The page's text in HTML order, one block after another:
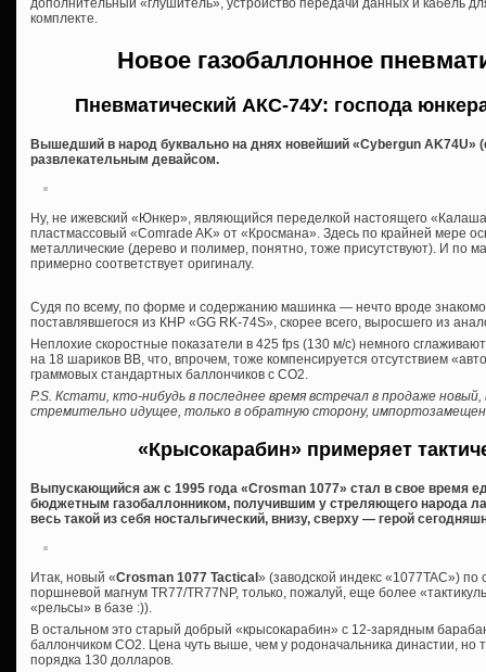
дополнительный «глушитель», устройство передачи данных и кабель
комплекте.
Новое газобаллонное
Пневматический АКС-74У: господа
Вышедший в народ буквально на днях новейший «Cybergun AK74U»
развлекательным девайсом.
Ну, не ижевский «Юнкер», являющийся переделкой настоящего
пластмассовый «Comrade AK» от «Кросмана». Здесь по крайней мере
металлические (дерево и полимер, понятно, тоже присутствуют). И по
примерно соответствует оригиналу.
Судя по всему, по форме и содержанию машинка — нечто вроде
поставлявшегося из КНР «GG RK-74S», скорее всего, выросшего из
Неплохие скоростные показатели в 425 fps (130 м/с) немного
на 18 шариков ВВ, что, впрочем, тоже компенсируется отсутствием
граммовых стандартных баллончиков с СО2.
P.S. Кстати, кто-нибудь в последнее время встречал в продаже
стремительно идущее, только в обратную сторону,
«Крысокарабин» примеряет
Выпускающийся аж с 1995 года «Crosman 1077» стал в свое время
бюджетным газобаллонником, получившим у стреляющего народа
весь такой из себя ностальгический, внизу, сверху — герой
Итак, новый «Crosman 1077 Tactical» (заводской индекс «1077TAC»)
поршневой магнум TR77/TR77NP, только, пожалуй, еще более
«рельсы» в базе :)).
В остальном это старый добрый «крысокарабин» с 12-зарядным
баллончиком СО2. Цена чуть выше, чем у родоначальника династии, но
порядка 130 долларов.